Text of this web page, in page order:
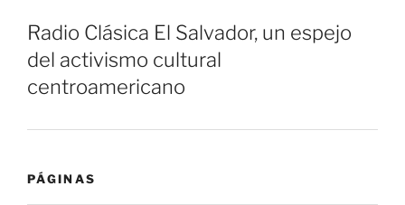
Radio Clásica El Salvador, un espejo
del activismo cultural
centroamericano
PÁGINAS